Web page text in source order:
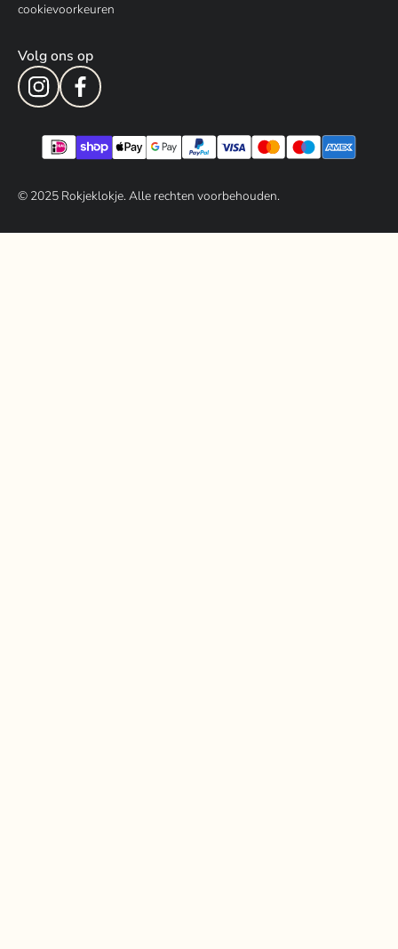
cookievoorkeuren
Volg ons op
© 2025Rokjeklokje. Alle rechten voorbehouden.